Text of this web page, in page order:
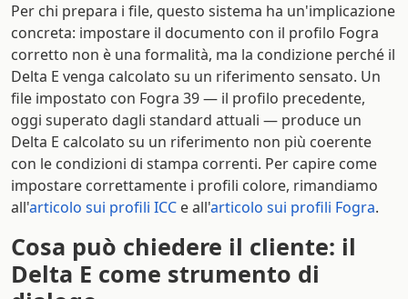
Per chi prepara i file, questo sistema ha un'implicazione
concreta: impostare il documento con il profilo Fogra
corretto non è una formalità, ma la condizione perché il
Delta E venga calcolato su un riferimento sensato. Un
file impostato con Fogra 39 — il profilo precedente,
oggi superato dagli standard attuali — produce un
Delta E calcolato su un riferimento non più coerente
con le condizioni di stampa correnti. Per capire come
impostare correttamente i profili colore, rimandiamo
all'articolo sui profili ICC e all'articolo sui profili Fogra.
Cosa può chiedere il cliente: il
Delta E come strumento di